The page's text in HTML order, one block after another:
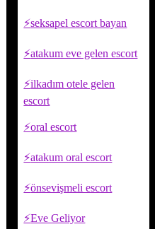
seksapel escort bayan
atakum eve gelen escort
ilkadım otele gelen
escort
oral escort
atakum oral escort
önsevişmeli escort
Eve Geliyor